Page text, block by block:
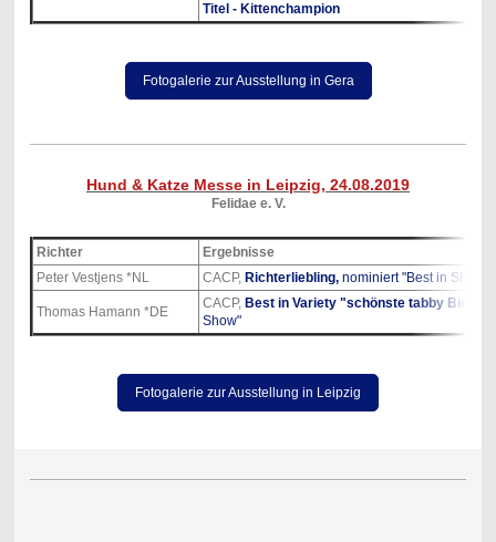
Titel - Kittenchampion
Fotogalerie zur Ausstellung in Gera
Hund & Katze Messe in Leipzig, 24.08.2019
Felidae e. V.
Richter
Ergebnisse
Peter Vestjens *NL
CACP, Richterliebling,nominiert "Best in Show"
Thomas Hamann *DE
CACP, Best in Variety "schönste tabby Birma"
Show"
Fotogalerie zur Ausstellung in Leipzig